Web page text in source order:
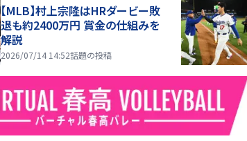
【MLB】村上宗隆はHRダービー敗
退も約2400万円 賞金の仕組みを
解説
2026/07/14 14:52話題の投稿